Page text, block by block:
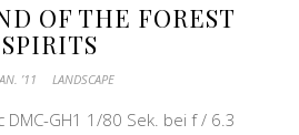
OF THE FOREST
SPIRITS
’11 LANDSCAPE
DMC-GH1 1/80 Sek. bei f / 6.3